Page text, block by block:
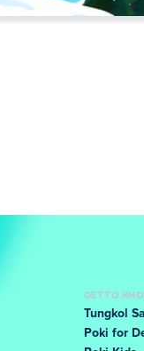
GET TO
Tungkol
Poki for